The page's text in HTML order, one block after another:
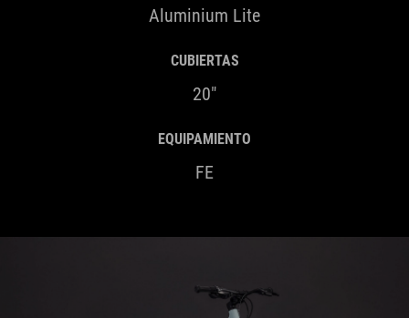
Aluminium Lite
CUBIERTAS
20"
EQUIPAMIENTO
FE